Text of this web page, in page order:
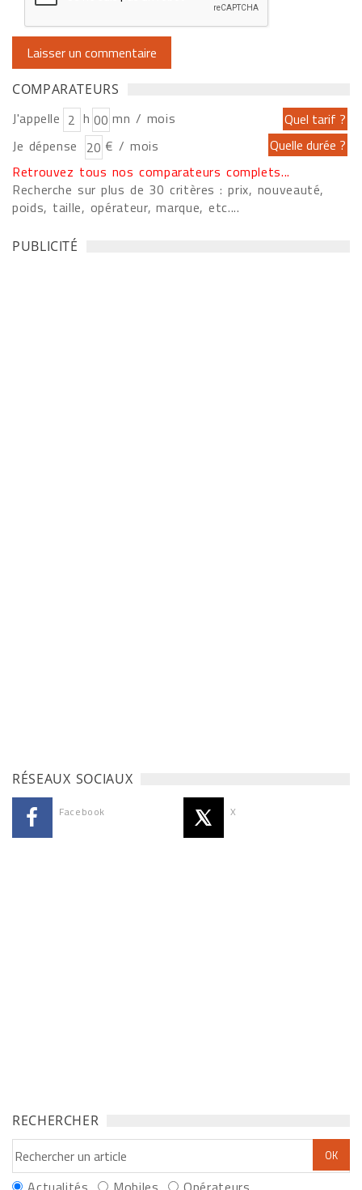
COMPARATEURS
J'appelle h
mn / mois
Je dépense
€ / mois
Retrouvez tous nos comparateurs complets...
Recherche sur plus de 30 critères : prix, nouveauté,
poids, taille, opérateur, marque, etc....
PUBLICITÉ
RÉSEAUX SOCIAUX
Facebook X
RECHERCHER